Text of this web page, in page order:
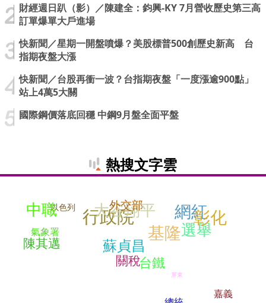
財經週日趴（影）／陳建全：鈞興-KY 7月營收歷史第三高
訂單爆單大戶進場
快新聞／星期一開盤噴爆？美股標普500創歷史新高 台
指期夜盤大漲
快新聞／台股再衝一波？台指期夜盤「一度漲逾900點」
站上4萬5大關
國際鋼價落底回穩 中鋼9月盤全面平盤
熱搜文字雲
行政院
嘉義
蘇貞昌
選舉
網紅
台鐵
以色列 大谷翔平
氣象署
屏東
陳其邁
中職 彰化
基隆
外交部
關稅